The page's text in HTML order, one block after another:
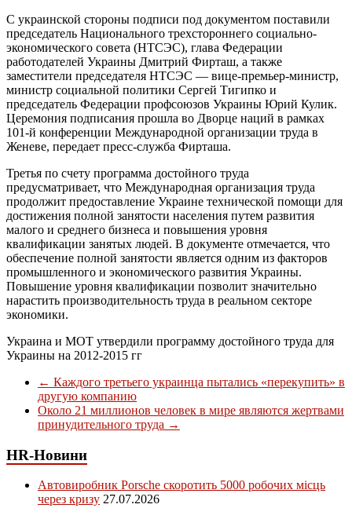
С украинской стороны подписи под документом поставили
председатель Национального трехстороннего социально-
экономического совета (НТСЭС), глава Федерации
работодателей Украины Дмитрий Фирташ, а также
заместители председателя НТСЭС — вице-премьер-министр,
министр социальной политики Сергей Тигипко и
председатель Федерации профсоюзов Украины Юрий Кулик.
Церемония подписания прошла во Дворце наций в рамках
101-й конференции Международной организации труда в
Женеве, передает пресс-служба Фирташа.
Третья по счету программа достойного труда
предусматривает, что Международная организация труда
продолжит предоставление Украине технической помощи для
достижения полной занятости населения путем развития
малого и среднего бизнеса и повышения уровня
квалификации занятых людей. В документе отмечается, что
обеспечение полной занятости является одним из факторов
промышленного и экономического развития Украины.
Повышение уровня квалификации позволит значительно
нарастить производительность труда в реальном секторе
экономики.
Украина и МОТ утвердили программу достойного труда для
Украины на 2012-2015 гг
← Каждого третьего украинца пытались «перекупить» в
другую компанию
Около 21 миллионов человек в мире являются жертвами
принудительного труда →
HR-Новини
Автовиробник Porsche скоротить 5000 робочих місць
через кризу 27.07.2026